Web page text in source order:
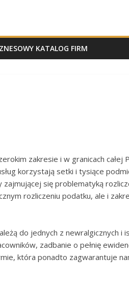
KATALOG FIRM
zakresie i w granicach całej
korzystają setki i tysiące
się problematyką
rozliczeniu podatku, ale i
do jednych z newralgicznych i
zadbanie o pełnię
która ponadto zagwarantuje